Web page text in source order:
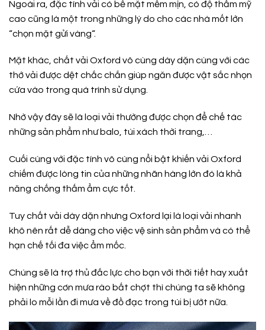
Ngoài ra, đặc tính vải có bề mặt mềm mịn, có độ thẩm mỹ
cao cũng là một trong những lý do cho các nhà mốt lớn
“chọn mặt gửi vàng“.
Mặt khác, chất vải Oxford vô cùng dày dặn cùng với các
thớ vải được dệt chắc chắn giúp ngăn được vật sắc nhọn
cứa vào trong quá trình sử dụng.
Nhờ vậy đây sẽ là loại vải thường được chọn để chế tác
những sản phẩm như balo, túi xách thời trang,…
Cuối cùng với đặc tính vô cùng nổi bật khiến vải Oxford
chiếm được lòng tin của những nhãn hàng lớn đó là khả
năng chống thấm ẩm cực tốt.
Tuy chất vải dày dặn nhưng Oxford lại là loại vải nhanh
khô nên rất dễ dàng cho việc vệ sinh sản phẩm và có thể
hạn chế tối đa việc ẩm mốc.
Chúng sẽ là trợ thủ đắc lực cho bạn với thời tiết hay xuất
hiện những cơn mưa rào bất chợt thì chúng ta sẽ không
phải lo mỗi lần đi mưa về đồ đạc trong túi bị ướt nữa.